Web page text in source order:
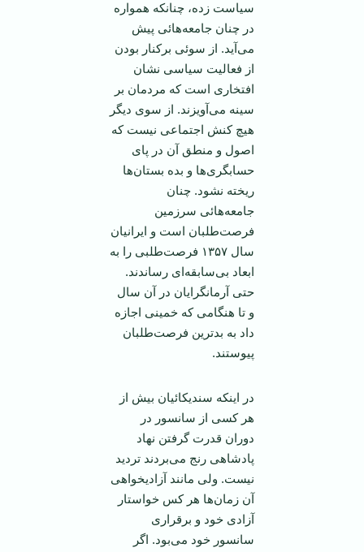
سیاست زده، چنانکه همواره
در چنان جامعه‌هائی پیش
می‌آید. از سوئی برکنار بودن
از فعالیت سیاسی نشان
افتخاری است که مردمان بر
سینه می‌آویزند. از سوی دیگر
هیچ کنش اجتماعی نیست که
اصول و منطق آن در پای
حسابگری‌ها و بده بستان‌ها
ریخته نشود. چنان
جامعه‌هائی سرزمین
فرصت‌طلبان است و ‌ایرانیان
سال ۱۳۵۷ فرصت‌طلبی را به
ابعاد بی‌سابقه‌ای رساندند.
حتی آرمانگرایان در آن سال
و تا هنگامی ‌که خمینی اجازه
داد به بد‌ترین فرصت‌طلبان
پیوستند.
در‌ اینکه سندیکائیان بیش از
هر کسی از سانسور در
دوران قدرت گرفتن نهاد
پادشاهی رنج می‌بردند ‌تردید
نیست. ولی مانند آزادیخواهی
آن زمان‌ها هر کس خواستار
آزادی خود و برقراری
سانسور خود می‌بود. اگر